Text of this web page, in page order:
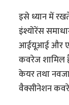
इसे ध्यान में
इंश्योरेंस
आईयूआई और
कवरेज शामिल
केयर तथा
वैक्सीनेशन